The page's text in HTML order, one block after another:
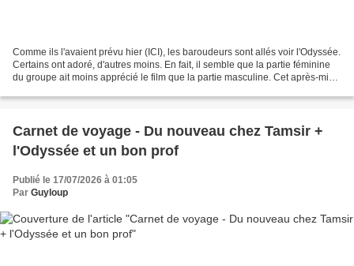
Comme ils l'avaient prévu hier (ICI), les baroudeurs sont allés voir l'Odyssée.
Certains ont adoré, d'autres moins. En fait, il semble que la partie féminine
du groupe ait moins apprécié le film que la partie masculine. Cet après-midi,
Carnet de voyage - Du nouveau chez Tamsir +
l'Odyssée et un bon prof
Publié le 17/07/2026 à 01:05
Par Guyloup